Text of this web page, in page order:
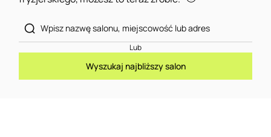
Lub
Wyszukaj najbliższy salon